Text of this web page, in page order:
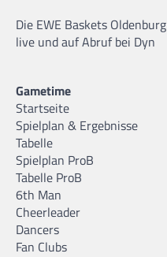
Die EWE Baskets Oldenburg
live und auf Abruf bei Dyn
Gametime
Startseite
Spielplan & Ergebnisse
Tabelle
Spielplan ProB
Tabelle ProB
6th Man
Cheerleader
Dancers
Fan Clubs